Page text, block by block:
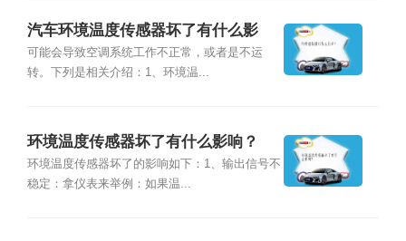
汽车环境温度传感器坏了有什么影
响？
可能会导致空调系统工作不正常，或者是不运
转。下列是相关介绍：1、环境温...
环境温度传感器坏了有什么影响？
环境温度传感器坏了的影响如下：1、输出信号不
稳定：拿仪表来举例：如果温...